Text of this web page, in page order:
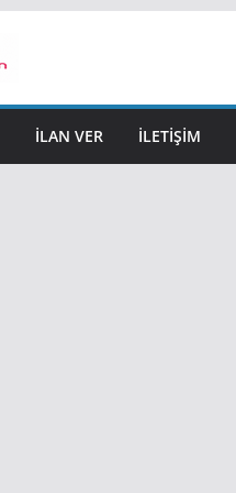
İLAN VER İLETIŞIM